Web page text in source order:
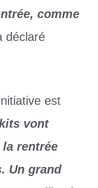
comme
déclaré
est
vont
rentrée
Un grand